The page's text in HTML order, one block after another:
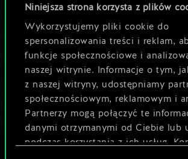
Niniejsza strona korzysta z plików
Wykorzystujemy pliki cookie do
spersonalizowania treści i reklam,
funkcje społecznościowe i
naszej witrynie. Informacje o tym,
z naszej witryny, udostępniamy
społecznościowym, reklamowym i
Partnerzy mogą połączyć te
danymi otrzymanymi od Ciebie lub
podczas korzystania z ich usług.
odkryć jej
potencjał!
Nazwij talię i opisz swoją
Edytuj talię